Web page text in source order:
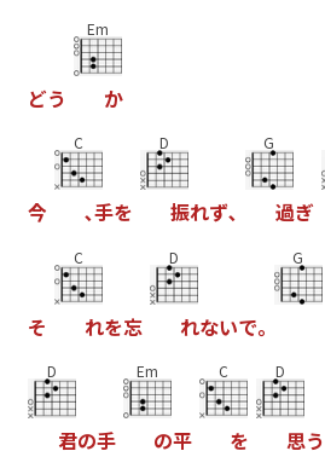
どう
Em
か
今
C
､手を
D
振れず､
G
過ぎ
そ
C
れを忘
D
れないで｡
G
D
君の手
Em
の平
C
を
D
思う